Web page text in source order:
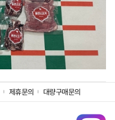
제휴문의 대량구매문의